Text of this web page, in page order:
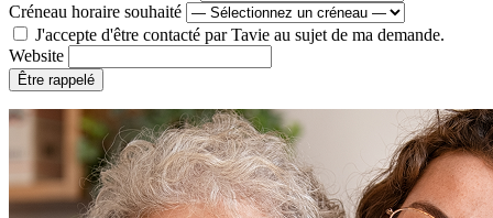
Créneau horaire souhaité
J'accepte d'être contacté par Tavie au sujet de ma demande.
Website
Être rappelé